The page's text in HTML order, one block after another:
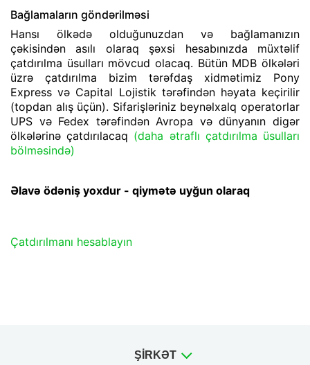
Bağlamaların göndərilməsi
Hansı ölkədə olduğunuzdan və bağlamanızın
çəkisindən asılı olaraq şəxsi hesabınızda müxtəlif
çatdırılma üsulları mövcud olacaq. Bütün MDB ölkələri
üzrə çatdırılma bizim tərəfdaş xidmətimiz Pony
Express və Capital Lojistik tərəfindən həyata keçirilir
(topdan alış üçün). Sifarişləriniz beynəlxalq operatorlar
UPS və Fedex tərəfindən Avropa və dünyanın digər
ölkələrinə çatdırılacaq (daha ətraflı çatdırılma üsulları
bölməsində)
Əlavə ödəniş yoxdur - qiymətə uyğun olaraq
Çatdırılmanı hesablayın
ŞIRKƏT